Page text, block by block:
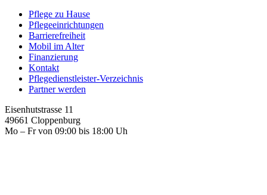
Pflege zu Hause
Pflegeeinrichtungen
Barrierefreiheit
Mobil im Alter
Finanzierung
Kontakt
Pflegedienstleister-Verzeichnis
Partner werden
Eisenhutstrasse 11
49661 Cloppenburg
Mo – Fr von 09:00 bis 18:00 Uh